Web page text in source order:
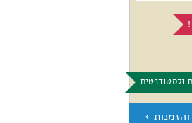
ולסטודנטים